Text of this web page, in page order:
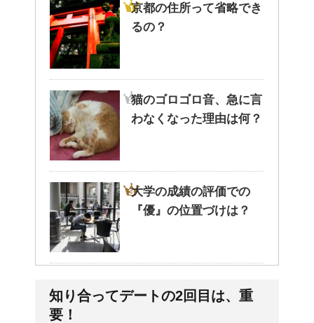
京都の住所って省略でき
るの？
猫のゴロゴロ音、急に言
わなくなった理由は何？
大学の成績の評価での
『優』の位置づけは？
の違和感の原因は「肩こ
知り合ってデートの2回目は、重
要！